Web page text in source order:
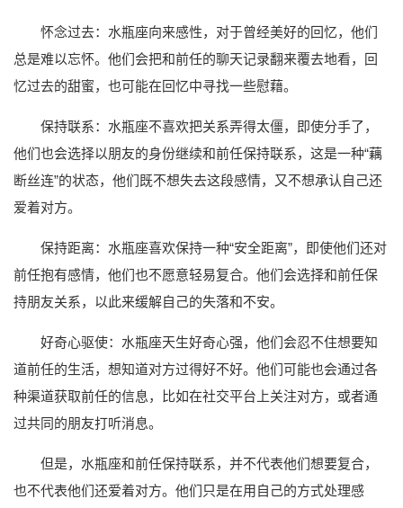
怀念过去：水瓶座向来感性，对于曾经美好的回忆，他们
总是难以忘怀。他们会把和前任的聊天记录翻来覆去地看，回
忆过去的甜蜜，也可能在回忆中寻找一些慰藉。
保持联系：水瓶座不喜欢把关系弄得太僵，即使分手了，
他们也会选择以朋友的身份继续和前任保持联系，这是一种“藕
断丝连”的状态，他们既不想失去这段感情，又不想承认自己还
爱着对方。
保持距离：水瓶座喜欢保持一种“安全距离”，即使他们还对
前任抱有感情，他们也不愿意轻易复合。他们会选择和前任保
持朋友关系，以此来缓解自己的失落和不安。
好奇心驱使：水瓶座天生好奇心强，他们会忍不住想要知
道前任的生活，想知道对方过得好不好。他们可能也会通过各
种渠道获取前任的信息，比如在社交平台上关注对方，或者通
过共同的朋友打听消息。
但是，水瓶座和前任保持联系，并不代表他们想要复合，
也不代表他们还爱着对方。他们只是在用自己的方式处理感